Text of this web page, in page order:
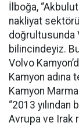
İlboğa,
nakliyat
doğrultusunda
bilincindeyiz.
Volvo
Kamyon
Kamyon
“2013 yılından
Avrupa ve Irak